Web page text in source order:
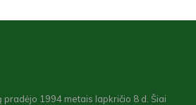
pradėjo 1994 metais lapkričio 8 d. Šiai